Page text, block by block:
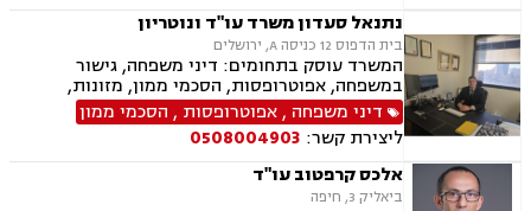
נתנאל סעדון משרד עו"ד ונוטריון
בית הדפוס 12 כניסה A, ירושלים
המשרד עוסק בתחומים: דיני משפחה, גישור
במשפחה, אפוטרופסות, הסכמי ממון, מזונות,
משמורת, גירושין, טוען רבני, חלוקת רכוש, מעמד
אישי, תיאום הורי, זמני שהות, ניכור הורי, עסקאות
מתנה, ידועים בציבור, ירושות וצוואות, נוטריון, ייפוי
כוח מתמשך, הוצאה לפועל, חדלות פירעון, תביעות
מסחריות, דיני חוזים, מקרקעין ונדל"ן, עסקאות מכר
דיני משפחה ,אפוטרופסות , הסכמי ממון
ליצירת קשר: 0508004903
אלכס קרפטוב עו"ד
ביאליק 3, חיפה